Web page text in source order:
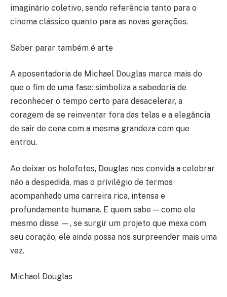
imaginário coletivo, sendo referência tanto para o
cinema clássico quanto para as novas gerações.
Saber parar também é arte
A aposentadoria de Michael Douglas marca mais do
que o fim de uma fase: simboliza a sabedoria de
reconhecer o tempo certo para desacelerar, a
coragem de se reinventar fora das telas e a elegância
de sair de cena com a mesma grandeza com que
entrou.
Ao deixar os holofotes, Douglas nos convida a celebrar
não a despedida, mas o privilégio de termos
acompanhado uma carreira rica, intensa e
profundamente humana. E quem sabe — como ele
mesmo disse —, se surgir um projeto que mexa com
seu coração, ele ainda possa nos surpreender mais uma
vez.
Michael Douglas